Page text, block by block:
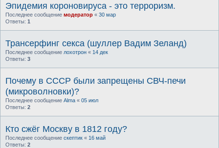
Эпидемия короновируса - это терроризм.
Последнее сообщение модератор « 30 мар
Ответы: 1
Трансерфинг секса (шуллер Вадим Зеланд)
Последнее сообщение лохотрон « 14 дек
Ответы: 3
Почему в СССР были запрещены СВЧ-печи
(микроволновки)?
Последнее сообщение Alma « 05 июл
Ответы: 2
Кто сжёг Москву в 1812 году?
Последнее сообщение скептик « 16 май
Ответы: 2